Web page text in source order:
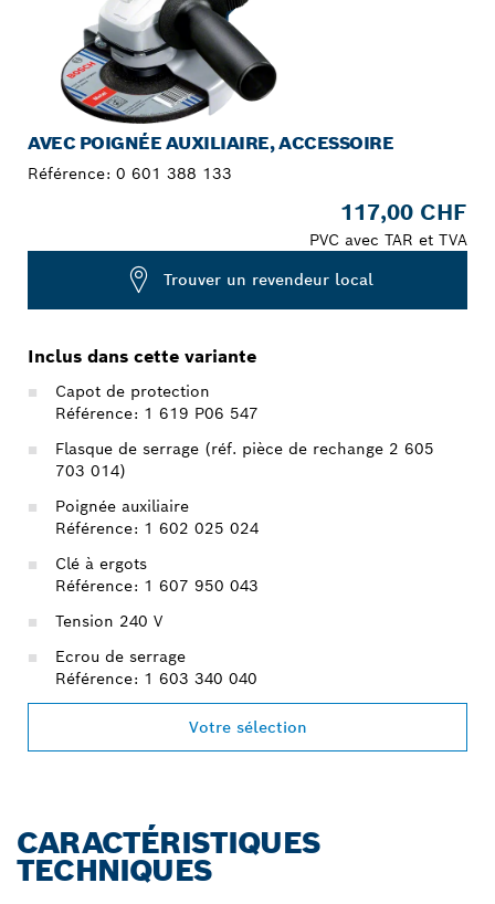
AVEC POIGNÉE AUXILIAIRE, ACCESSOIRE
Référence: 0 601 388 133
117,00 CHF
PVC avec TAR et TVA
Trouver un revendeur local
Inclus dans cette variante
Capot de protection
Référence: 1 619 P06 547
Flasque de serrage (réf. pièce de rechange 2 605
703 014)
Poignée auxiliaire
Référence: 1 602 025 024
Clé à ergots
Référence: 1 607 950 043
Tension 240 V
Ecrou de serrage
Référence: 1 603 340 040
Votre sélection
CARACTÉRISTIQUES
TECHNIQUES